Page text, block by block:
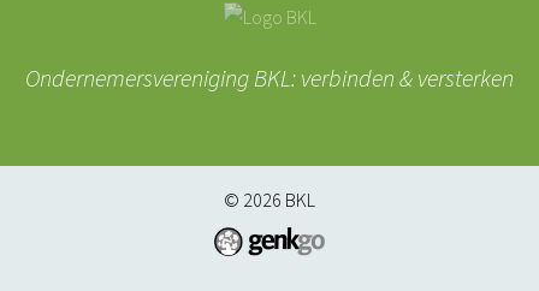
Ondernemersvereniging BKL: verbinden & versterken
© 2026 BKL